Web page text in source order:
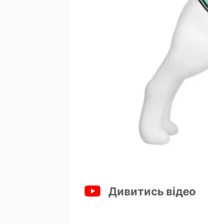
Дивитись відео